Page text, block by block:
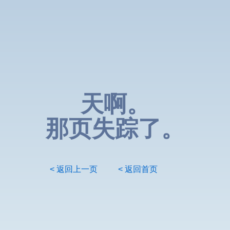
天啊。
那页失踪了。
< 返回上一页 < 返回首页